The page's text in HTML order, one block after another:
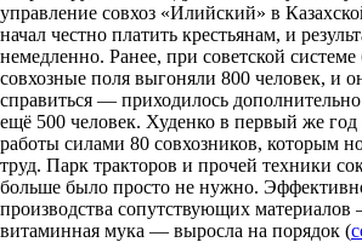
управление совхоз «Илийский» в
начал честно платить крестьянам, и
немедленно. Ранее, при советской
совхозные поля выгоняли 800 человек, и
справиться — приходилось дополнительно
ещё 500 человек. Худенко в первый же
работы силами 80 совхозников, которым
труд. Парк тракторов и прочей техники
больше было просто не нужно.
производства сопутствующих материалов
витаминная мука — выросла на порядок (